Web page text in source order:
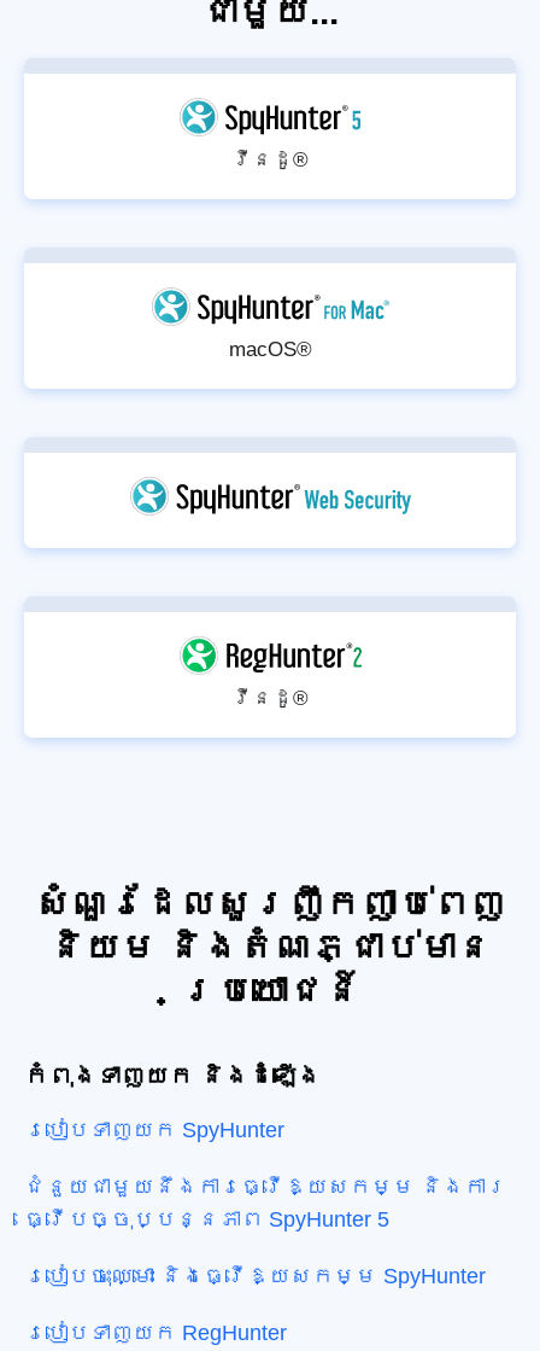
ជាមួយ...
វីនដូ®
macOS®
វីនដូ®
សំណួរដែលសួរញឹកញាប់ពេញ
និយម និងតំណភ្ជាប់មាន
ប្រយោជន៍
កំពុងទាញយក និងដំឡើង
របៀបទាញយក SpyHunter
ជំនួយជាមួយនឹងការធ្វើឱ្យសកម្ម និងការ
ធ្វើបច្ចុប្បន្នភាព SpyHunter 5
របៀបចុះឈ្មោះ និងធ្វើឱ្យសកម្ម SpyHunter
របៀបទាញយក RegHunter